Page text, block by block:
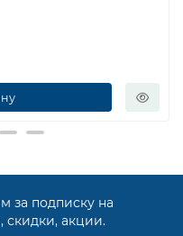
за подписку на
скидки, акции.